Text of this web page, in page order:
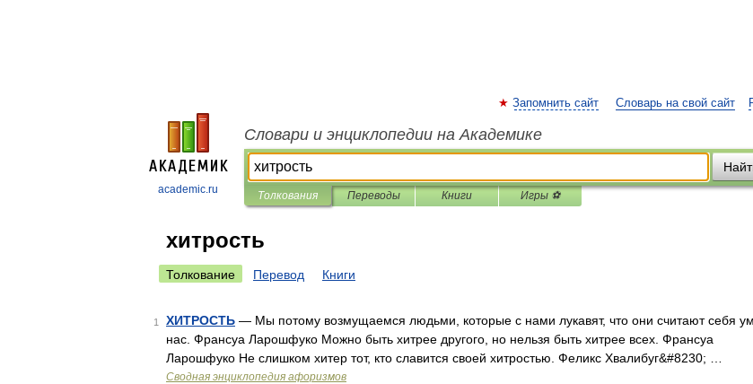
academic.ru
Запомнить сайт Словарь на свой сайт
Словари и энциклопедии на Академике
Толкования Переводы Книги Игры ⚽
хитрость
Толкование Перевод Книги
1 ХИТРОСТЬ — Мы потому возмущаемся людьми, которые с нами лукавят, что они считают себя
нас. Франсуа Ларошфуко Можно быть хитрее другого, но нельзя быть хитрее всех. Франсуа
Ларошфуко Не слишком хитер тот, кто славится своей хитростью. Феликс Хвалибуг&#8230; …
Сводная энциклопедия афоризмов